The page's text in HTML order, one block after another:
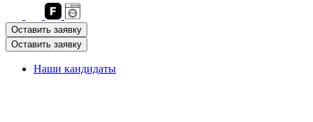
Оставить заявку
Оставить заявку
Наши кандидаты